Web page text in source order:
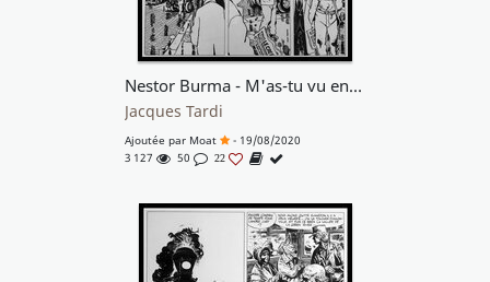
Nestor Burma - M'as-tu vu en Cadavre?
Jacques Tardi
Ajoutée par Moat
- 19/08/2020
3 127
50 22